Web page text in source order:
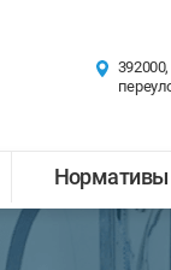
Нормативы